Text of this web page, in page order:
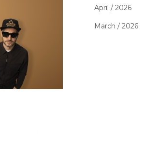
April / 2026
March / 2026